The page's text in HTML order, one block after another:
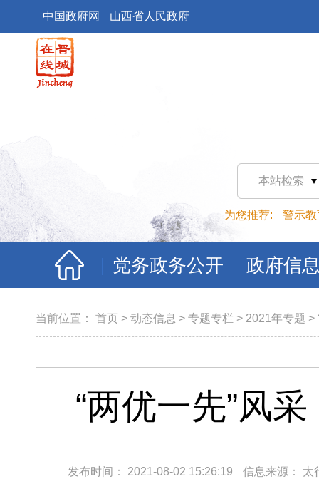
中国政府网 山西省人民政府
本站检索
为您推荐: 警示教
党务政务公开 政府信
当前位置： 首页 > 动态信息 > 专题专栏 > 2021年专题 >
“两优一先”风
发布时间： 2021-08-02 15:26:19 信息来源： 太